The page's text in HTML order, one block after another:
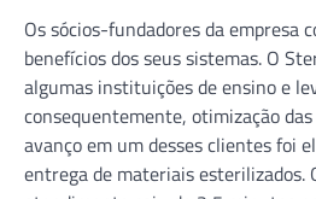
Os sócios-fundadores da empresa
benefícios dos seus sistemas. O
algumas instituições de ensino e
consequentemente, otimização das
avanço em um desses clientes foi
entrega de materiais esterilizados.